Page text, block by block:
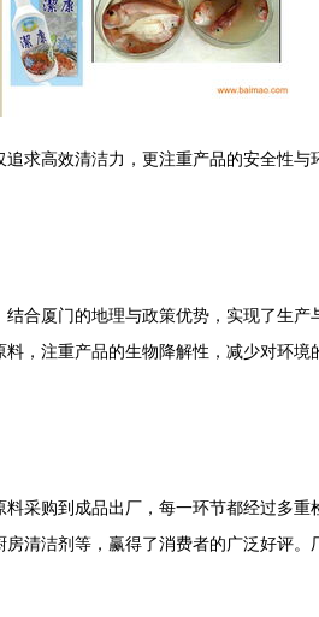
求高效清洁力，更注重产品的安全性与
合厦门的地理与政策优势，实现了生
，注重产品的生物降解性，减少对环
采购到成品出厂，每一环节都经过多
清洁剂等，赢得了消费者的广泛好评